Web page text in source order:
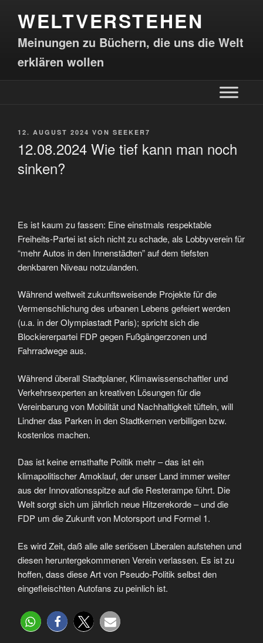
WELTVERSTEHEN
Meinungen zu Büchern, die uns die Welt
erklären wollen
12. AUGUST 2024 VON SEEKER7
12.08.2024 Wie tief kann man noch
sinken?
Es ist kaum zu fassen: Eine einstmals respektable
Freiheits-Partei ist sich nicht zu schade, als Lobbyverein für
“mehr Autos in den Innenstädten” auf dem tiefsten
denkbaren Niveau notzulanden.
Während weltweit zukunftsweisende Projekte für die
Vermenschlichung des urbanen Lebens gefeiert werden
(u.a. in der Olympiastadt Paris); spricht sich die
Blockiererpartei FDP gegen Fußgängerzonen und
Fahrradwege aus.
Während überall Stadtplaner, Klimawissenschaftler und
Verkehrsexperten an kreativen Lösungen für die
Vereinbarung von Mobilität und Nachhaltigkeit tüfteln, will
Lindner das Parken in den Stadtkernen verbilligen bzw.
kostenlos machen.
Das ist keine ernsthafte Politik mehr – das ist ein
klimapolitischer Amoklauf, der unser Land immer weiter
aus der Innovationsspitze auf die Resterampe führt. Die
Welt sorgt sich um jährlich neue Hitzerekorde – und die
FDP um die Zukunft von Motorsport und Formel 1.
Es wird Zeit, daß alle alle seriösen Liberalen aufstehen und
diesen heruntergekommenen Verein verlassen. Es ist zu
hoffen, dass diese Art von Pseudo-Politik selbst den
eingefleischten Autofans zu peinlich ist.